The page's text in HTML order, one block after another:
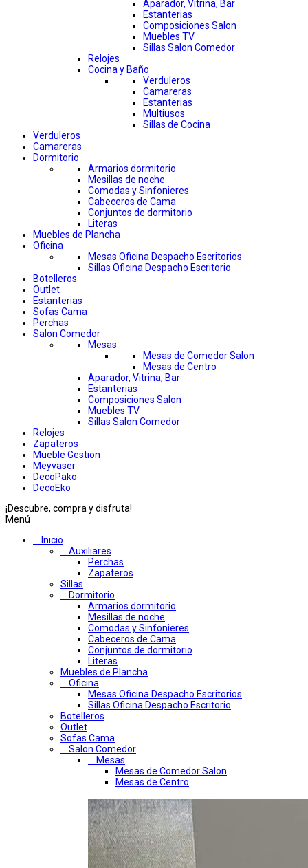
Aparador, Vitrina, Bar
Estanterias
Composiciones Salon
Muebles TV
Sillas Salon Comedor
Relojes
Cocina y Baño
Verduleros
Camareras
Estanterias
Multiusos
Sillas de Cocina
Verduleros
Camareras
Dormitorio
Armarios dormitorio
Mesillas de noche
Comodas y Sinfonieres
Cabeceros de Cama
Conjuntos de dormitorio
Literas
Muebles de Plancha
Oficina
Mesas Oficina Despacho Escritorios
Sillas Oficina Despacho Escritorio
Botelleros
Outlet
Estanterias
Sofas Cama
Perchas
Salon Comedor
Mesas
Mesas de Comedor Salon
Mesas de Centro
Aparador, Vitrina, Bar
Estanterias
Composiciones Salon
Muebles TV
Sillas Salon Comedor
Relojes
Zapateros
Mueble Gestion
Meyvaser
DecoPako
DecoEko
¡Descubre, compra y disfruta!
Menú
Inicio
Auxiliares
Perchas
Zapateros
Sillas
Dormitorio
Armarios dormitorio
Mesillas de noche
Comodas y Sinfonieres
Cabeceros de Cama
Conjuntos de dormitorio
Literas
Muebles de Plancha
Oficina
Mesas Oficina Despacho Escritorios
Sillas Oficina Despacho Escritorio
Botelleros
Outlet
Sofas Cama
Salon Comedor
Mesas
Mesas de Comedor Salon
Mesas de Centro